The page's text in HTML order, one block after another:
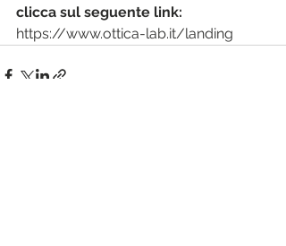
clicca sul seguente link:
https://www.ottica-lab.it/landing